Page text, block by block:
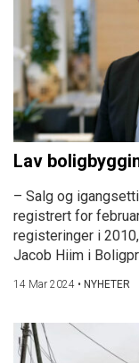
Lav
– Salg og
registrert for
registeringer i
Jacob Hiim i
14 Mar 2024 • NYHETER